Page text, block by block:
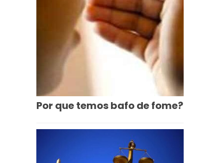
Por que temos bafo de fome?